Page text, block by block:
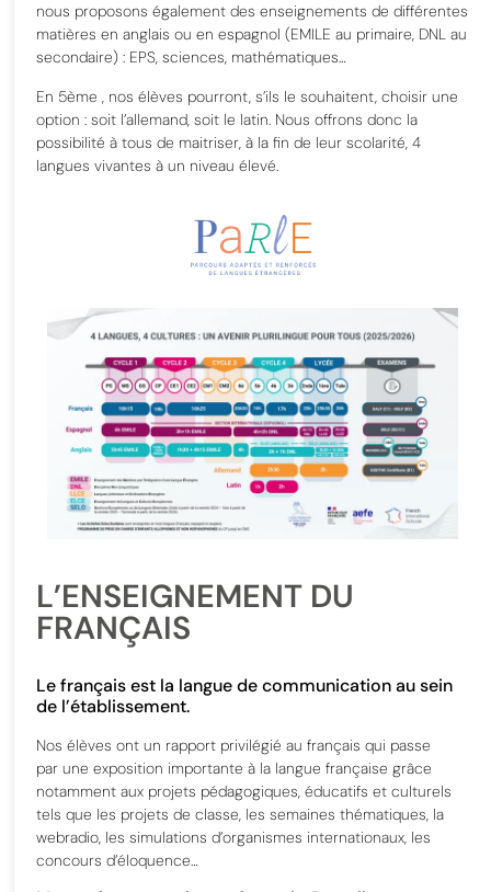
nous proposons également des enseignements de différentes
matières en anglais ou en espagnol (EMILE au primaire, DNL au
secondaire) : EPS, sciences, mathématiques…
En 5ème , nos élèves pourront, s’ils le souhaitent, choisir une
option : soit l’allemand, soit le latin. Nous offrons donc la
possibilité à tous de maitriser, à la fin de leur scolarité, 4
langues vivantes à un niveau élevé.
L’ENSEIGNEMENT DU
FRANÇAIS
Le français est la langue de communication au sein
de l’établissement.
Nos élèves ont un rapport privilégié au français qui passe
par une exposition importante à la langue française grâce
notamment aux projets pédagogiques, éducatifs et culturels
tels que les projets de classe, les semaines thématiques, la
webradio, les simulations d’organismes internationaux, les
concours d’éloquence…